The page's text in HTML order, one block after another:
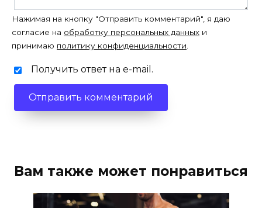
Нажимая на кнопку "Отправить комментарий", я даю
согласие на обработку персональных данных и
принимаю политику конфиденциальности.
Получить ответ на e-mail.
Вам также может понравиться